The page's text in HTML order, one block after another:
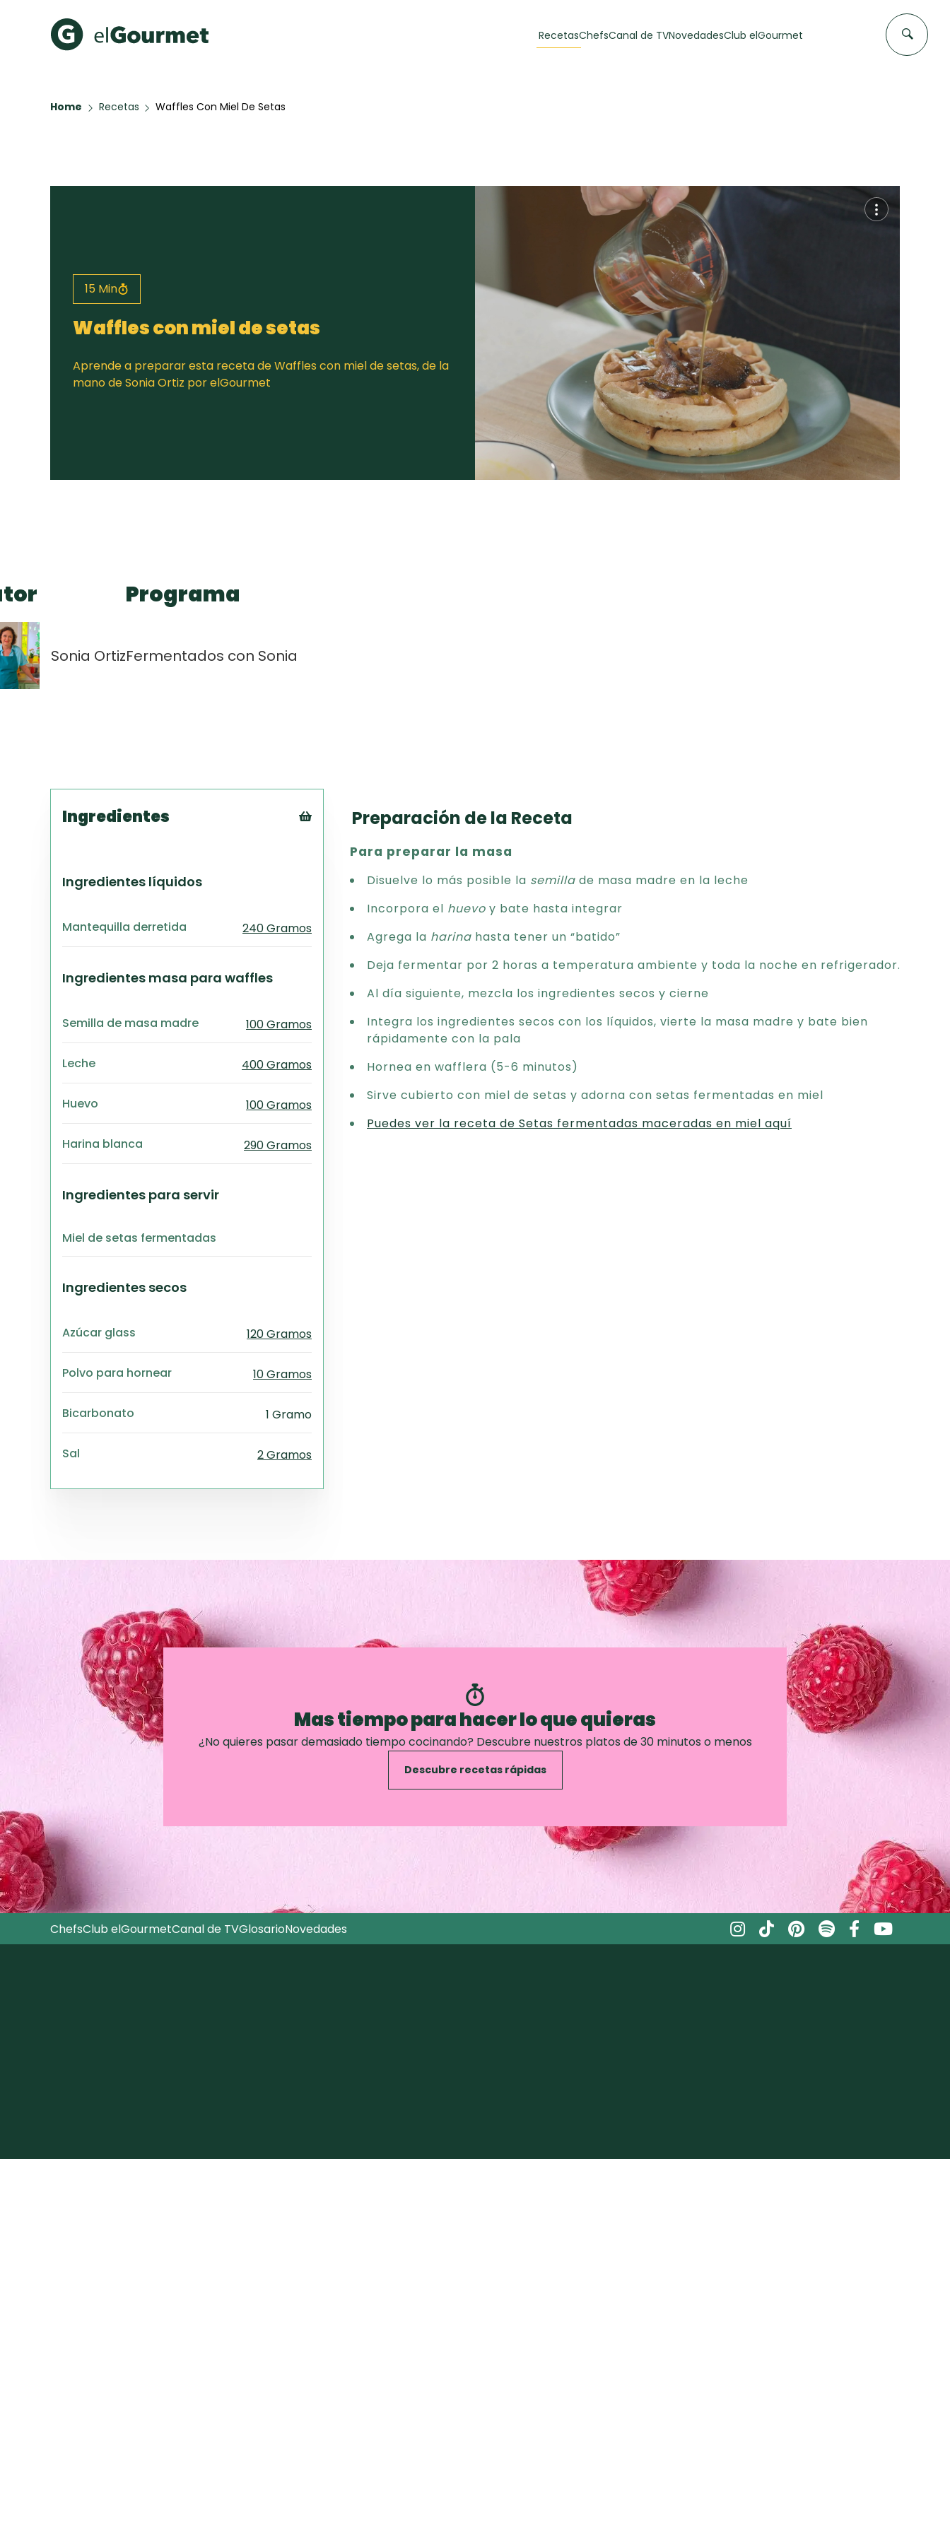
Recetas
EMPANADAS DE
CARNE
60 min
FLAN CASERO
Todas las recetas
ChefsCanal de TVNovedadesClub elGourmet
Home Recetas Waffles Con Miel De Setas
15 Min
Waffles con miel de setas
Aprende a preparar esta receta de Waffles con miel de setas, de la
mano de Sonia Ortiz por elGourmet
Sonia Ortiz
Programa
Fermentados con Sonia
Ingredientes
Ingredientes líquidos
Mantequilla derretida 240 Gramos
Ingredientes masa para waffles
Semilla de masa madre 100 Gramos
Leche 400 Gramos
Huevo 100 Gramos
Harina blanca 290 Gramos
Ingredientes para servir
Miel de setas fermentadas
Ingredientes secos
Azúcar glass 120 Gramos
Polvo para hornear 10 Gramos
Bicarbonato 1 Gramo
Sal 2 Gramos
Preparación de la Receta
Para preparar la masa
Disuelve lo más posible la semilla de masa madre en la leche
Incorpora el huevo y bate hasta integrar
Agrega la harina hasta tener un “batido”
Deja fermentar por 2 horas a temperatura ambiente y toda la noche en refrigerador.
Al día siguiente, mezcla los ingredientes secos y cierne
Integra los ingredientes secos con los líquidos, vierte la masa madre y bate bien
rápidamente con la pala
Hornea en wafflera (5-6 minutos)
Sirve cubierto con miel de setas y adorna con setas fermentadas en miel
Puedes ver la receta de Setas fermentadas maceradas en miel aquí
Mas tiempo para hacer lo que quieras
¿No quieres pasar demasiado tiempo cocinando? Descubre nuestros platos de 30 minutos o menos
Descubre recetas rápidas
ChefsClub elGourmetCanal de TVGlosarioNovedades